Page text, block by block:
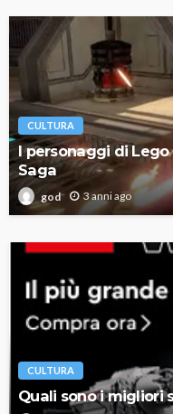
CULTURA
I personaggi di
Saga
god 3 anni ago
CULTURA
Quali sono i migliori